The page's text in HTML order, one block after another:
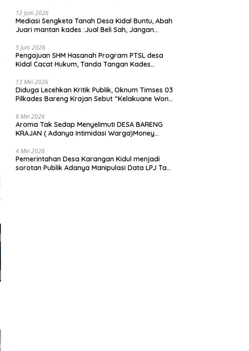
12 Juni 2026
Mediasi Sengketa Tanah Desa Kidal Buntu, Abah
Juari mantan kades :Jual Beli Sah, Jangan
Membatalkan Hak Warga.
5 Juni 2026
Pengajuan SHM Hasanah Program PTSL desa
Kidal Cacat Hukum, Tanda Tangan Kades
13 Mei 2026
Diduga Lecehkan Kritik Publik, Oknum Timses 03
Pilkades Bareng Krajan Sebut “Kelakuane Wong
8 Mei 2026
Aroma Tak Sedap Menyelimuti DESA BARENG
KRAJAN ( Adanya Intimidasi Warga)Money
4 Mei 2026
Pemerintahan Desa Karangan Kidul menjadi
sorotan Publik Adanya Manipulasi Data LPJ Ta